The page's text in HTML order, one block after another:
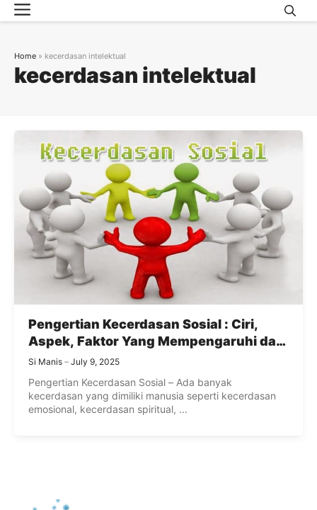
Skip
to
Menu
kecerdasan intelektual
Home » kecerdasan intelektual
Pengertian Kecerdasan Sosial : Ciri,
Aspek, Faktor Yang Mempengaruhi dan
Cara Meningkatkan Kecerdasan Sosial
Si Manis July 9, 2025
Pengertian Kecerdasan Sosial – Ada banyak
kecerdasan yang dimiliki manusia seperti kecerdasan
emosional, kecerdasan spiritual, ...